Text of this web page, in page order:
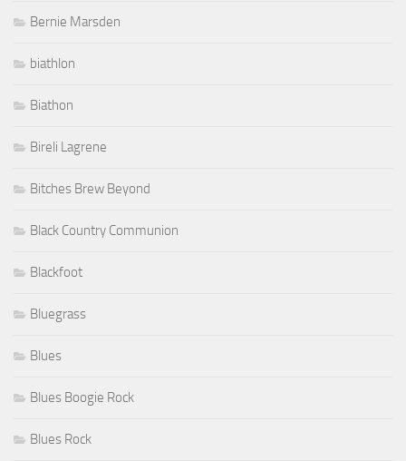
Bernie Marsden
biathlon
Biathon
Bireli Lagrene
Bitches Brew Beyond
Black Country Communion
Blackfoot
Bluegrass
Blues
Blues Boogie Rock
Blues Rock